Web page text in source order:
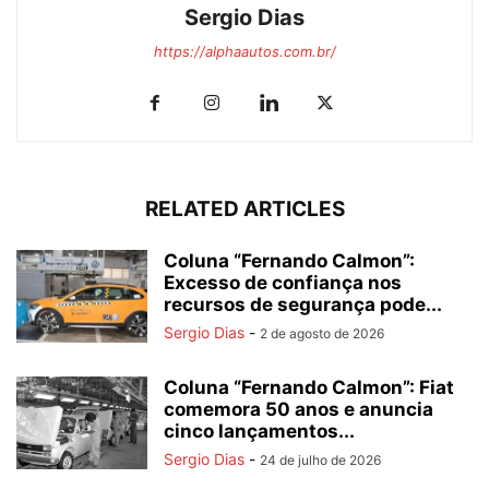
Sergio Dias
https://alphaautos.com.br/
RELATED ARTICLES
Coluna “Fernando Calmon”:
Excesso de confiança nos
recursos de segurança pode...
Sergio Dias - 2 de agosto de 2026
Coluna “Fernando Calmon”: Fiat
comemora 50 anos e anuncia
cinco lançamentos...
Sergio Dias - 24 de julho de 2026